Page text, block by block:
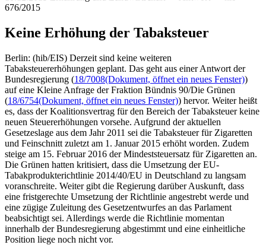
676/2015
Keine Erhöhung der Tabaksteuer
Berlin: (hib/EIS) Derzeit sind keine weiteren
Tabaksteuererhöhungen geplant. Das geht aus einer Antwort der
Bundesregierung (18/7008(Dokument, öffnet ein neues Fenster))
auf eine Kleine Anfrage der Fraktion Bündnis 90/Die Grünen
(18/6754(Dokument, öffnet ein neues Fenster)) hervor. Weiter heißt
es, dass der Koalitionsvertrag für den Bereich der Tabaksteuer keine
neuen Steuererhöhungen vorsehe. Aufgrund der aktuellen
Gesetzeslage aus dem Jahr 2011 sei die Tabaksteuer für Zigaretten
und Feinschnitt zuletzt am 1. Januar 2015 erhöht worden. Zudem
steige am 15. Februar 2016 der Mindeststeuersatz für Zigaretten an.
Die Grünen hatten kritisiert, dass die Umsetzung der EU-
Tabakprodukterichtlinie 2014/40/EU in Deutschland zu langsam
voranschreite. Weiter gibt die Regierung darüber Auskunft, dass
eine fristgerechte Umsetzung der Richtlinie angestrebt werde und
eine zügige Zuleitung des Gesetzentwurfes an das Parlament
beabsichtigt sei. Allerdings werde die Richtlinie momentan
innerhalb der Bundesregierung abgestimmt und eine einheitliche
Position liege noch nicht vor.